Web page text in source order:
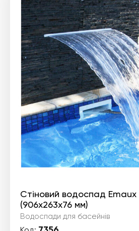
Стіновий водоспад Emaux
(906х263х76 мм)
Водоспади для басейнів